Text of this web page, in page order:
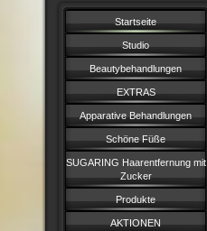
Startseite
Studio
Beautybehandlungen
EXTRAS
Apparative Behandlungen
Schöne Füße
SUGARING Haarentfernung mit
Zucker
Produkte
AKTIONEN